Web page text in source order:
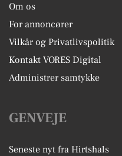
Om os
For annoncører
Vilkår og Privatlivspolitik
Kontakt VORES Digital
Administrer samtykke
GENVEJE
Seneste nyt fra Hirtshals